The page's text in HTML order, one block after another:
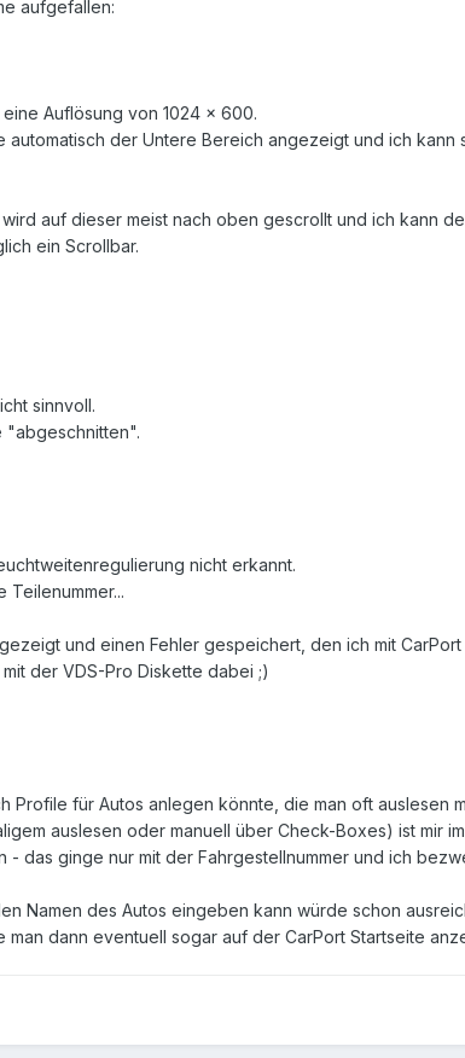
aufgefallen:
Auflösung von 1024 x 600.
automatisch der Untere Bereich angezeigt und ich
auf dieser meist nach oben gescrollt und ich kann
ein Scrollbar.
sinnvoll.
"abgeschnitten".
nicht erkannt.
und einen Fehler gespeichert, den ich mit
der VDS-Pro Diskette dabei ;)
Profile für Autos anlegen könnte, die man oft auslesen
auslesen oder manuell über Check-Boxes) ist mir
- das ginge nur mit der Fahrgestellnummer und ich
Namen des Autos eingeben kann würde schon
dann eventuell sogar auf der CarPort Startseite